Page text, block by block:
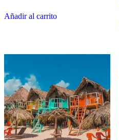
Añadir al carrito